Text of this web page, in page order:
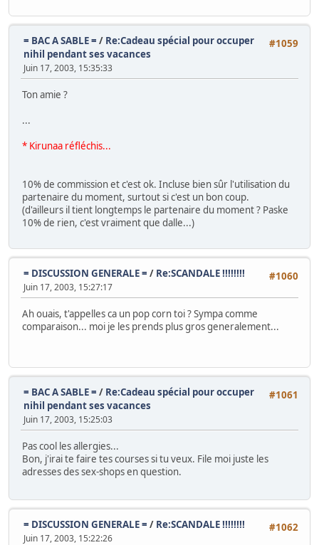
#1059
= BAC A SABLE = / Re:Cadeau spécial pour occuper
nihil pendant ses vacances
Juin 17, 2003, 15:35:33
Ton amie ?
...
* Kirunaa réfléchis...
10% de commission et c'est ok. Incluse bien sûr l'utilisation du
partenaire du moment, surtout si c'est un bon coup.
(d'ailleurs il tient longtemps le partenaire du moment ? Paske
10% de rien, c'est vraiment que dalle...)
#1060
= DISCUSSION GENERALE = / Re:SCANDALE !!!!!!!!
Juin 17, 2003, 15:27:17
Ah ouais, t'appelles ca un pop corn toi ? Sympa comme
comparaison... moi je les prends plus gros generalement...
#1061
= BAC A SABLE = / Re:Cadeau spécial pour occuper
nihil pendant ses vacances
Juin 17, 2003, 15:25:03
Pas cool les allergies...
Bon, j'irai te faire tes courses si tu veux. File moi juste les
adresses des sex-shops en question.
#1062
= DISCUSSION GENERALE = / Re:SCANDALE !!!!!!!!
Juin 17, 2003, 15:22:26